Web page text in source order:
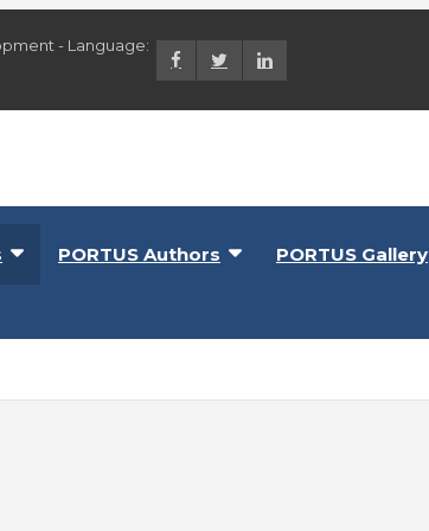
- Language:
PORTUS Authors PORTUS Gallery